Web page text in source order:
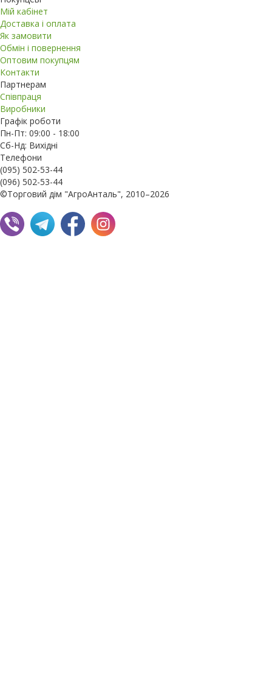
Мій кабінет
Доставка і оплата
Як замовити
Обмін і повернення
Оптовим покупцям
Контакти
Партнерам
Співпраця
Виробники
Графік роботи
Пн-Пт: 09:00 - 18:00
Сб-Нд: Вихідні
Телефони
(095) 502-53-44
(096) 502-53-44
©Торговий дім "АгроАнталь", 2010–2026